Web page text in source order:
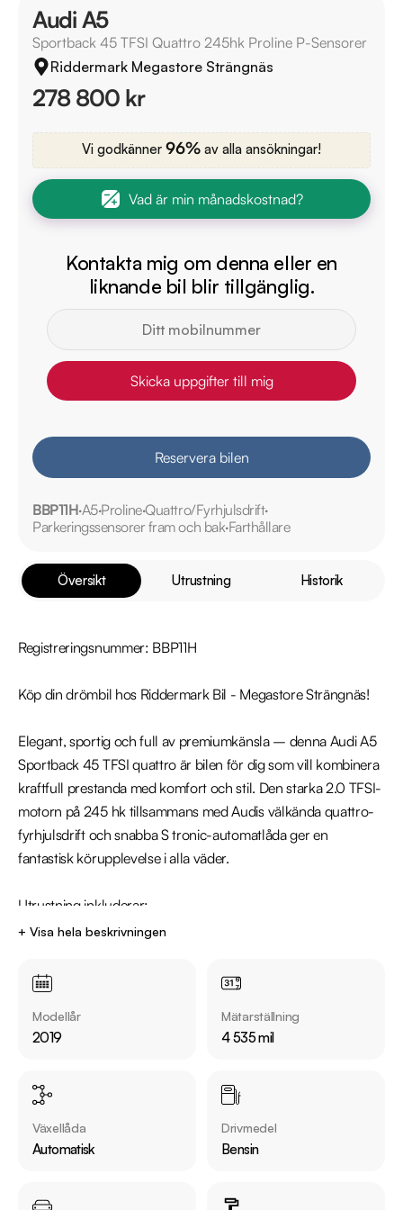
Audi A5
Sportback 45 TFSI Quattro 245hk Proline P-Sensorer
Riddermark Megastore Strängnäs
278 800 kr
Vi godkänner 96% av alla ansökningar!
Vad är min månadskostnad?
Kontakta mig om denna eller en
liknande bil blir tillgänglig.
Skicka uppgifter till mig
Reservera bilen
BBP11HA5ProlineQuattro/Fyrhjulsdrift
Parkeringssensorer fram och bakFarthållare
Översikt Utrustning Historik
Registreringsnummer: BBP11H
Köp din drömbil hos Riddermark Bil - Megastore Strängnäs!
Elegant, sportig och full av premiumkänsla – denna Audi A5
Sportback 45 TFSI quattro är bilen för dig som vill kombinera
kraftfull prestanda med komfort och stil. Den starka 2.0 TFSI-
motorn på 245 hk tillsammans med Audis välkända quattro-
fyrhjulsdrift och snabba S tronic-automatlåda ger en
fantastisk körupplevelse i alla väder.
Utrustning inkluderar:
  - Proline
våra bilar på https://www.riddermarkbil.se/kopa-bil/?
+ Visa hela beskrivningen
Modellår
2019
Mätarställning
4 535 mil
Växellåda
Automatisk
Drivmedel
Bensin